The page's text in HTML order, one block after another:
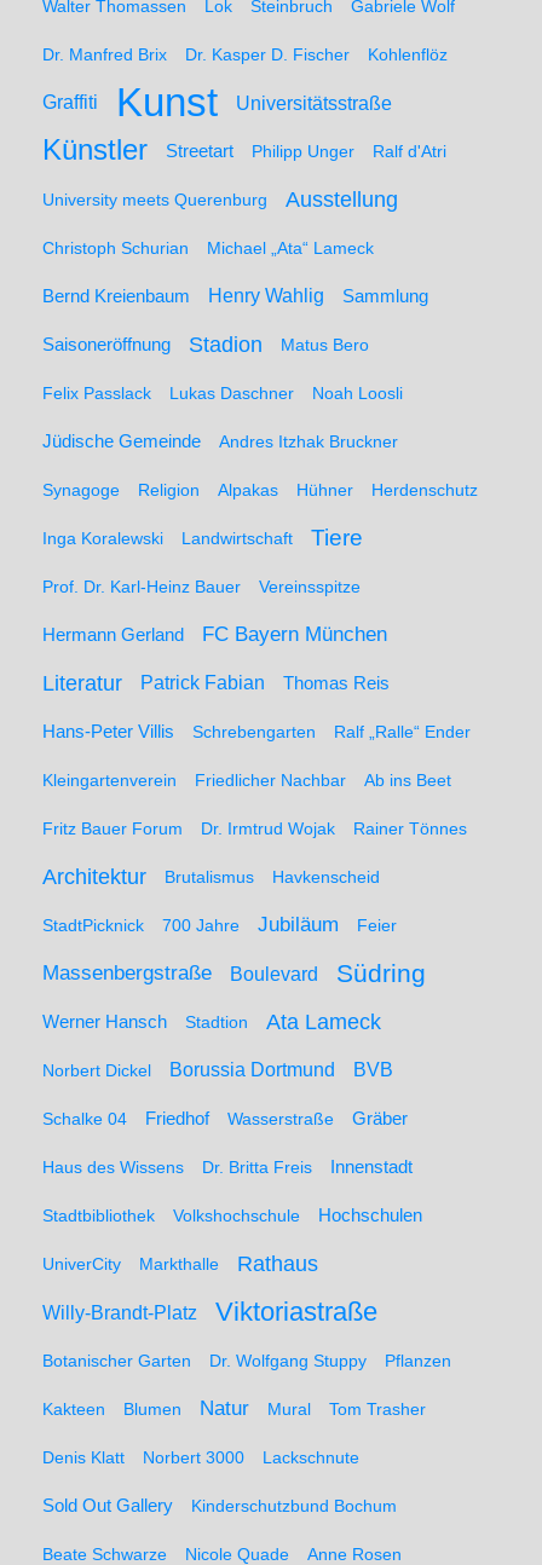
Walter Thomassen Lok Steinbruch Gabriele Wolf
Dr. Manfred Brix Dr. Kasper D. Fischer Kohlenflöz
Graffiti Kunst Universitätsstraße
Künstler Streetart Philipp Unger Ralf d'Atri
University meets Querenburg Ausstellung
Christoph Schurian Michael „Ata“ Lameck
Bernd Kreienbaum Henry Wahlig Sammlung
Saisoneröffnung Stadion Matus Bero
Felix Passlack Lukas Daschner Noah Loosli
Jüdische Gemeinde Andres Itzhak Bruckner
Synagoge Religion Alpakas Hühner Herdenschutz
Inga Koralewski Landwirtschaft Tiere
Prof. Dr. Karl-Heinz Bauer Vereinsspitze
Hermann Gerland FC Bayern München
Literatur Patrick Fabian Thomas Reis
Hans-Peter Villis Schrebengarten Ralf „Ralle“ Ender
Kleingartenverein Friedlicher Nachbar Ab ins Beet
Fritz Bauer Forum Dr. Irmtrud Wojak Rainer Tönnes
Architektur Brutalismus Havkenscheid
StadtPicknick 700 Jahre Jubiläum Feier
Massenbergstraße Boulevard Südring
Werner Hansch Stadtion Ata Lameck
Norbert Dickel Borussia Dortmund BVB
Schalke 04 Friedhof Wasserstraße Gräber
Haus des Wissens Dr. Britta Freis Innenstadt
Stadtbibliothek Volkshochschule Hochschulen
UniverCity Markthalle Rathaus
Willy-Brandt-Platz Viktoriastraße
Botanischer Garten Dr. Wolfgang Stuppy Pflanzen
Kakteen Blumen Natur Mural Tom Trasher
Denis Klatt Norbert 3000 Lackschnute
Sold Out Gallery Kinderschutzbund Bochum
Beate Schwarze Nicole Quade Anne Rosen